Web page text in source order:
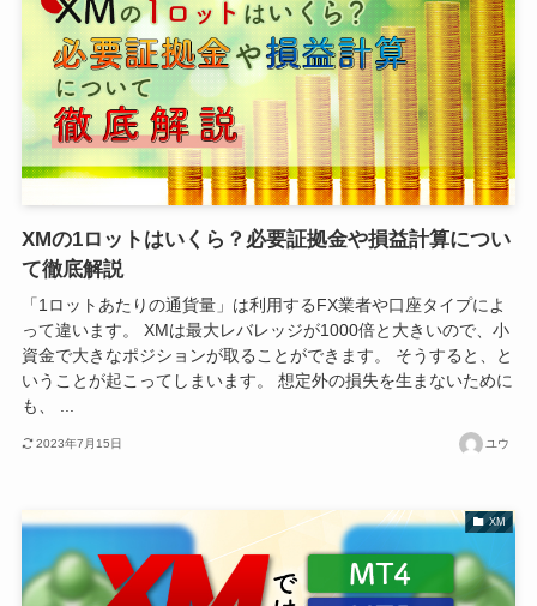
XMの1ロットはいくら？必要証拠金や損益計算につい
て徹底解説
「1ロットあたりの通貨量」は利用するFX業者や口座タイプによ
って違います。 XMは最大レバレッジが1000倍と大きいので、小
資金で大きなポジションが取ることができます。 そうすると、と
いうことが起こってしまいます。 想定外の損失を生まないために
も、 ...
2023年7月15日 ユウ
XM